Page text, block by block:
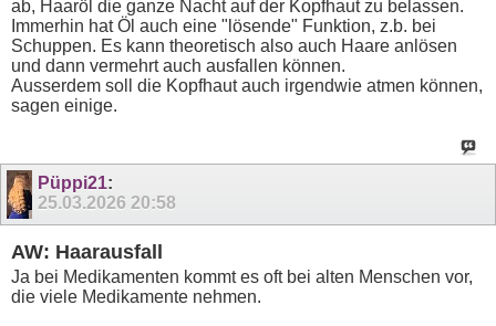
ab, Haaröl die ganze Nacht auf der Kopfhaut zu belassen.
Immerhin hat Öl auch eine "lösende" Funktion, z.b. bei
Schuppen. Es kann theoretisch also auch Haare anlösen
und dann vermehrt auch ausfallen können.
Ausserdem soll die Kopfhaut auch irgendwie atmen können,
sagen einige.
Püppi21:
25.03.2026 20:58
AW: Haarausfall
Ja bei Medikamenten kommt es oft bei alten Menschen vor,
die viele Medikamente nehmen.